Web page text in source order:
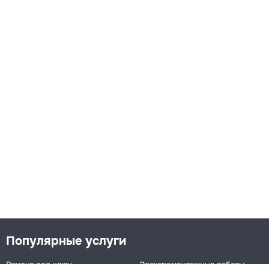
Популярные услуги